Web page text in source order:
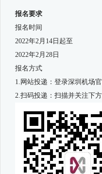
报名要求
报名时间
2022年2月14日起至
2022年2月28日
报名方式
1.网站投递：登录深圳机场
2.扫码投递：扫描并关注下